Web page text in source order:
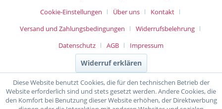
Cookie-Einstellungen
Über uns
Kontakt
Versand und Zahlungsbedingungen
Widerrufsbelehrung
Datenschutz
AGB Impressum
Widerruf erklären
Diese Website benutzt Cookies, die für den technischen Betrieb der
Website erforderlich sind und stets gesetzt werden. Andere Cookies, die
den Komfort bei Benutzung dieser Website erhöhen, der Direktwerbung